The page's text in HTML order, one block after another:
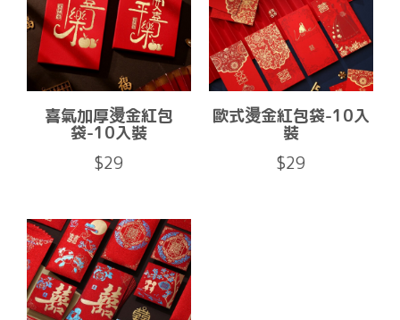
喜氣加厚燙金紅包
袋-10入裝
$29
歐式燙金紅包袋-10入
裝
$29